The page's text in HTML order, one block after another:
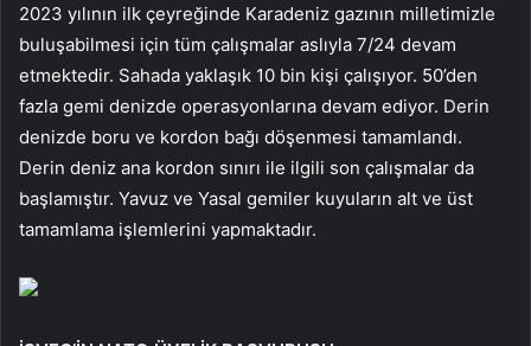
2023 yılının ilk çeyreğinde Karadeniz gazının milletimizle
buluşabilmesi için tüm çalışmalar aslıyla 7/24 devam
etmektedir. Sahada yaklaşık 10 bin kişi çalışıyor. 50’den
fazla gemi denizde operasyonlarına devam ediyor. Derin
denizde boru ve kordon bağı döşenmesi tamamlandı.
Derin deniz ana kordon sınırı ile ilgili son çalışmalar da
başlamıştır. Yavuz ve Yasal gemiler kuyuların alt ve üst
tamamlama işlemlerini yapmaktadır.